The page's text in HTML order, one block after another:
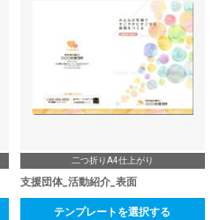
二つ折りA4仕上がり
支援団体_活動紹介_表面
テンプレートを選択する